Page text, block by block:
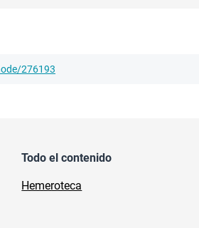
276193
Todo el contenido
Hemeroteca